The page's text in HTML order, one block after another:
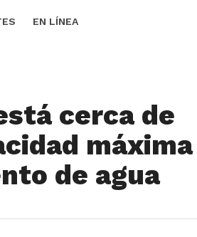
EN LÍNEA
cerca de
máxima
de agua